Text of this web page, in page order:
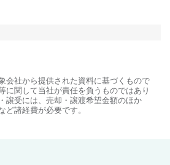
会社から提供された資料に基づくもので
に関して当社が責任を負うものではあり
譲受には、売却・譲渡希望金額のほか
諸経費が必要です。